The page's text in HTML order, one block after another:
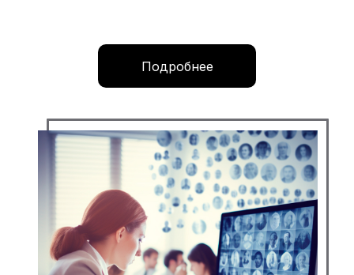
Подробнее